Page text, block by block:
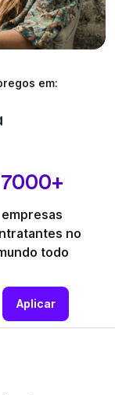
em:
7000+
empresas
no
todo
Aplicar